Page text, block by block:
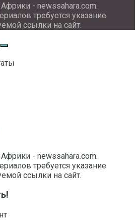
- newssahara.com.
требуется указание
ссылки на сайт.
- newssahara.com.
требуется указание
ссылки на сайт.